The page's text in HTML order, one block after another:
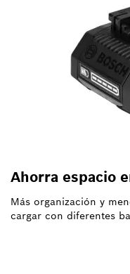
Ahorra espacio
Más organización y
cargar con diferentes